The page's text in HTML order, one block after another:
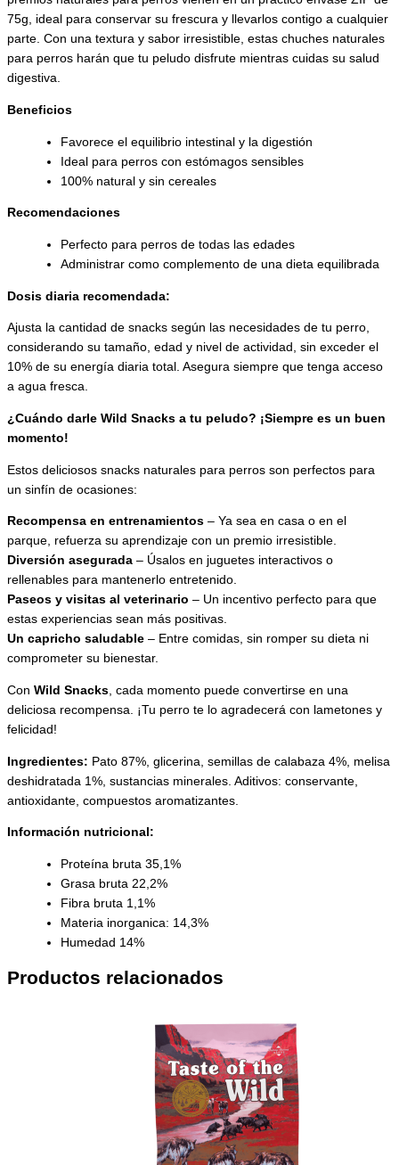
75g, ideal para conservar su frescura y llevarlos contigo a cualquier
parte. Con una textura y sabor irresistible, estas chuches naturales
para perros harán que tu peludo disfrute mientras cuidas su salud
digestiva.
Beneficios
Favorece el equilibrio intestinal y la digestión
Ideal para perros con estómagos sensibles
100% natural y sin cereales
Recomendaciones
Perfecto para perros de todas las edades
Administrar como complemento de una dieta equilibrada
Dosis diaria recomendada:
Ajusta la cantidad de snacks según las necesidades de tu perro,
considerando su tamaño, edad y nivel de actividad, sin exceder el
10% de su energía diaria total. Asegura siempre que tenga acceso
a agua fresca.
¿Cuándo darle Wild Snacks a tu peludo? ¡Siempre es un buen
momento!
Estos deliciosos snacks naturales para perros son perfectos para
un sinfín de ocasiones:
Recompensa en entrenamientos – Ya sea en casa o en el
parque, refuerza su aprendizaje con un premio irresistible.
Diversión asegurada – Úsalos en juguetes interactivos o
rellenables para mantenerlo entretenido.
Paseos y visitas al veterinario – Un incentivo perfecto para que
estas experiencias sean más positivas.
Un capricho saludable – Entre comidas, sin romper su dieta ni
comprometer su bienestar.
Con Wild Snacks, cada momento puede convertirse en una
deliciosa recompensa. ¡Tu perro te lo agradecerá con lametones y
felicidad!
Ingredientes: Pato 87%, glicerina, semillas de calabaza 4%, melisa
deshidratada 1%, sustancias minerales. Aditivos: conservante,
antioxidante, compuestos aromatizantes.
Información nutricional:
Proteína bruta 35,1%
Grasa bruta 22,2%
Fibra bruta 1,1%
Materia inorganica: 14,3%
Humedad 14%
Productos relacionados